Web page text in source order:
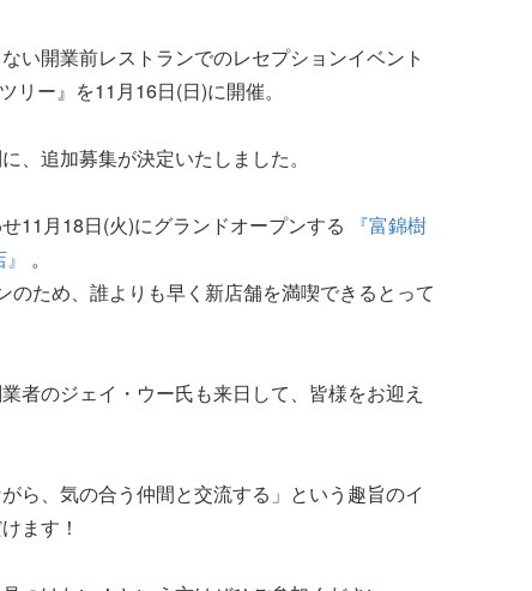
い開業前レストランでのレセプションイベント
リー』を11月16日(日)に開催。
、追加募集が決定いたしました。
11月18日(火)にグランドオープンする
『富錦樹
。
ため、誰よりも早く新店舗を満喫できるとって
者のジェイ・ウー氏も来日して、皆様をお迎え
ら、気の合う仲間と交流する」という趣旨のイ
ます！